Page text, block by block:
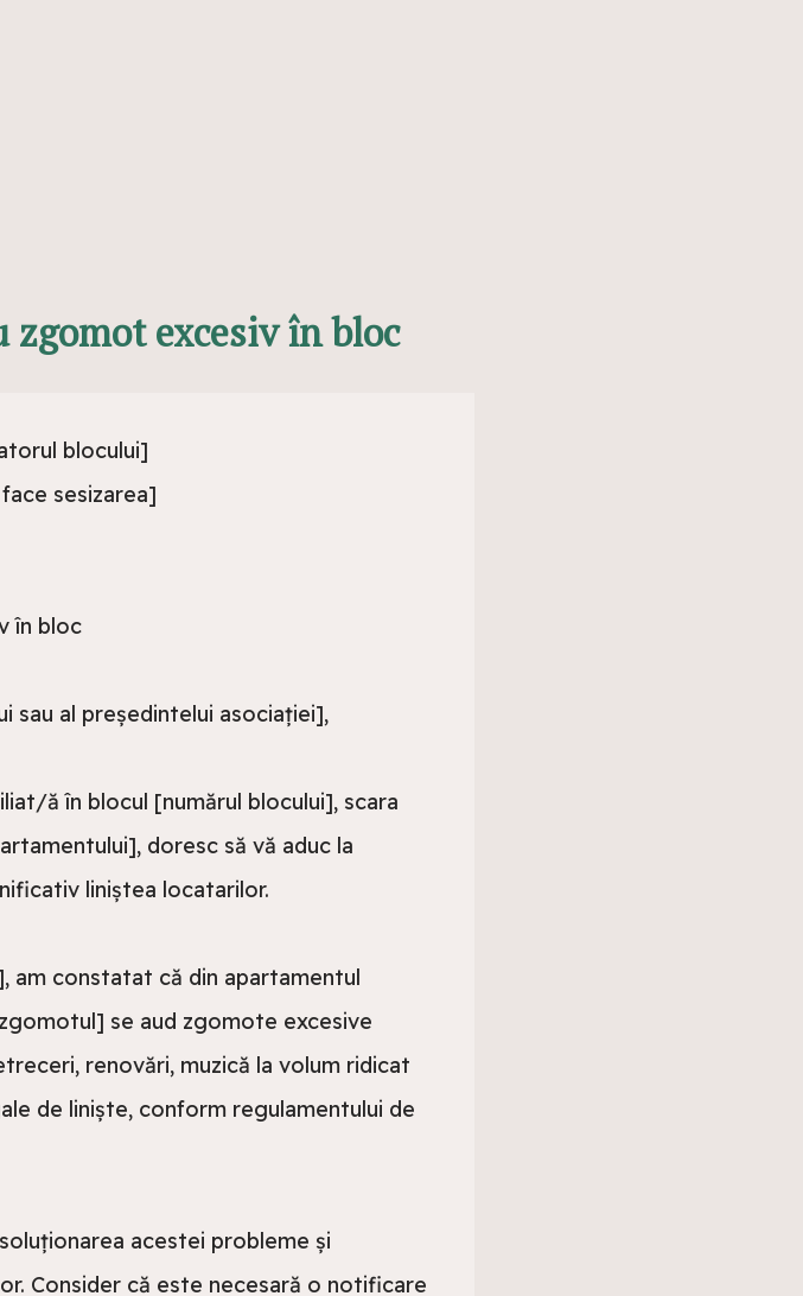
zgomot excesiv în bloc
blocului]
sesizarea]
în bloc
al președintelui asociației],
ă în blocul [numărul blocului], scara
doresc să vă aduc la
liniștea locatarilor.
am constatat că din apartamentul
se aud zgomote excesive
renovări, muzică la volum ridicat
de liniște, conform regulamentului de
acestei probleme și
Consider că este necesară o notificare